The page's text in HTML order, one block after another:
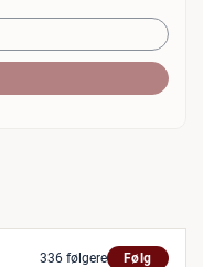
336 følgere Følg